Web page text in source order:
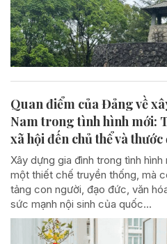
Quan điểm của Đảng về
Nam trong tình hình mới:
xã hội đến chủ thể và
Xây dựng gia đình trong tình
một thiết chế truyền thống, mà
tảng con người, đạo đức, văn
sức mạnh nội sinh của quốc...